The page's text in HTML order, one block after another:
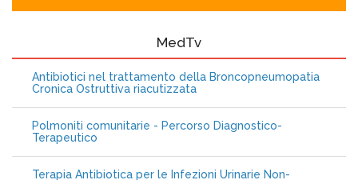
MedTv
Antibiotici nel trattamento della Broncopneumopatia
Cronica Ostruttiva riacutizzata
Polmoniti comunitarie - Percorso Diagnostico-
Terapeutico
Terapia Antibiotica per le Infezioni Urinarie Non-